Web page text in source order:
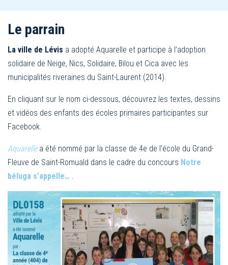
Le parrain
La ville de Lévis a adopté Aquarelle et participe à l’adoption
solidaire de Neige, Nics, Solidaire, Bilou et Cica avec les
municipalités riveraines du Saint-Laurent (2014).
En cliquant sur le nom ci-dessous, découvrez les textes, dessins
et vidéos des enfants des écoles primaires participantes sur
Facebook.
Aquarellea été nommé par la classe de 4e de l’école du Grand-
Fleuve de Saint-Romuald dans le cadre du concours Notre
béluga s’appelle…